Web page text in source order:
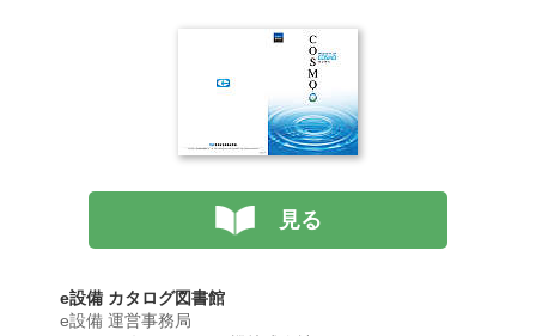
見る
e設備 カタログ図書館
e設備 運営事務局